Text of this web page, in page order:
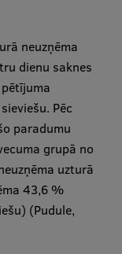
neuzņēma
dienu saknes
Pēc
paradumu
grupā no
uzturā
43,6 %
(Pudule,